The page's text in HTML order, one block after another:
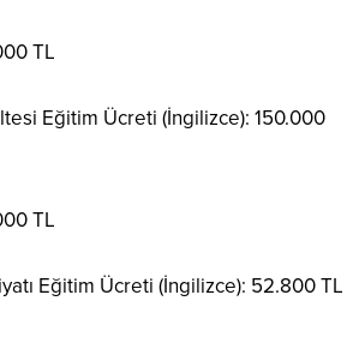
TL
Eğitim Ücreti (İngilizce): 150.000
TL
Eğitim Ücreti (İngilizce): 52.800 TL